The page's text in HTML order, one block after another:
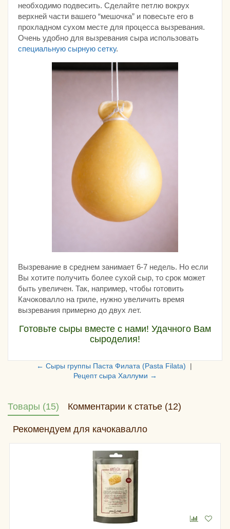
необходимо подвесить. Сделайте петлю вокрух
верхней части вашего “мешочка” и повесьте его в
прохладном сухом месте для процесса вызревания.
Очень удобно для вызревания сыра использовать
специальную сырную сетку.
Вызревание в среднем занимает 6-7 недель. Но если
Вы хотите получить более сухой сыр, то срок может
быть увеличен. Так, например, чтобы готовить
Качоковалло на гриле, нужно увеличить время
вызревания примерно до двух лет.
Готовьте сыры вместе с нами! Удачного Вам
сыроделия!
← Сыры группы Паста Филата (Pasta Filata) |
Рецепт сыра Халлуми →
Товары (15) Комментарии к статье (12)
Рекомендуем для качокавалло